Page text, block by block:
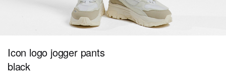
Icon logo jogger pants
black